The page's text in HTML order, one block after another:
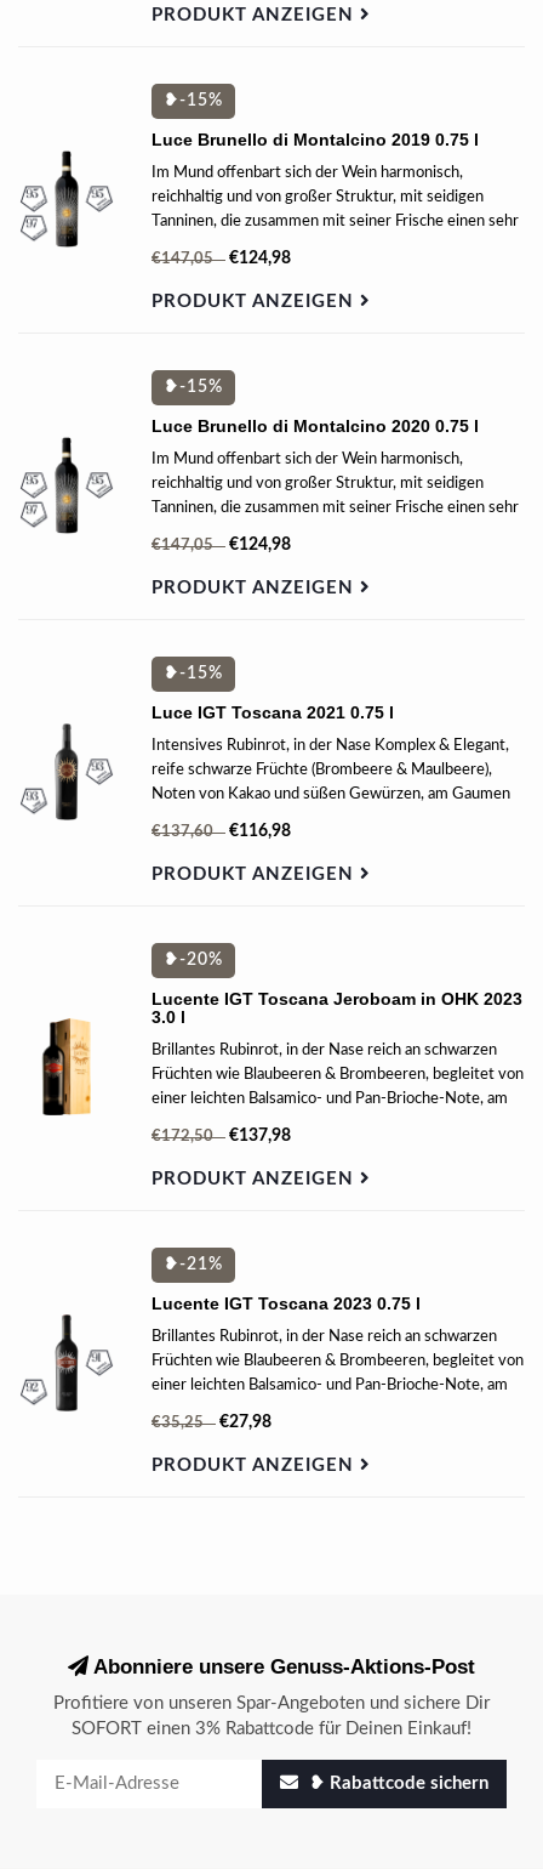
PRODUKT ANZEIGEN
❥-15%
Luce Brunello di Montalcino 2019 0.75 l
Im Mund offenbart sich der Wein harmonisch,
reichhaltig und von großer Struktur, mit seidigen
Tanninen, die zusammen mit seiner Frische einen sehr
€147,05 €124,98
PRODUKT ANZEIGEN
❥-15%
Luce Brunello di Montalcino 2020 0.75 l
Im Mund offenbart sich der Wein harmonisch,
reichhaltig und von großer Struktur, mit seidigen
Tanninen, die zusammen mit seiner Frische einen sehr
€147,05 €124,98
PRODUKT ANZEIGEN
❥-15%
Luce IGT Toscana 2021 0.75 l
Intensives Rubinrot, in der Nase Komplex & Elegant,
reife schwarze Früchte (Brombeere & Maulbeere),
Noten von Kakao und süßen Gewürzen, am Gaumen
ausgeglichen, weiche & seidige Tannine im Finish.
€137,60 €116,98
PRODUKT ANZEIGEN
❥-20%
Lucente IGT Toscana Jeroboam in OHK 2023
3.0 l
Brillantes Rubinrot, in der Nase reich an schwarzen
Früchten wie Blaubeeren & Brombeeren, begleitet von
einer leichten Balsamico- und Pan-Brioche-Note, am
umhüllenden Tanninen und einem langen Frucht-
Finish.
€172,50 €137,98
PRODUKT ANZEIGEN
❥-21%
Lucente IGT Toscana 2023 0.75 l
Brillantes Rubinrot, in der Nase reich an schwarzen
Früchten wie Blaubeeren & Brombeeren, begleitet von
einer leichten Balsamico- und Pan-Brioche-Note, am
umhüllenden Tanninen und einem langen Frucht-
Finish.
€35,25 €27,98
PRODUKT ANZEIGEN
Abonniere unsere Genuss-Aktions-Post
Profitiere von unseren Spar-Angeboten und sichere Dir
SOFORT einen 3% Rabattcode für Deinen Einkauf!
❥ Rabattcode sichern